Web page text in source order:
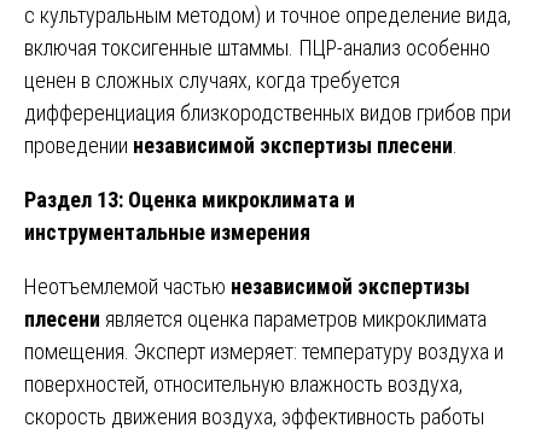
с культуральным методом) и точное определение вида,
включая токсигенные штаммы. ПЦР-анализ особенно
ценен в сложных случаях, когда требуется
дифференциация близкородственных видов грибов при
проведении независимой экспертизы плесени
Раздел 13: Оценка микроклимата и
инструментальные измерения
Неотъемлемой частью независимой экспертизы
плесени является оценка параметров микроклимата
помещения. Эксперт измеряет: температуру воздуха и
поверхностей, относительную влажность воздуха,
скорость движения воздуха, эффективность работы